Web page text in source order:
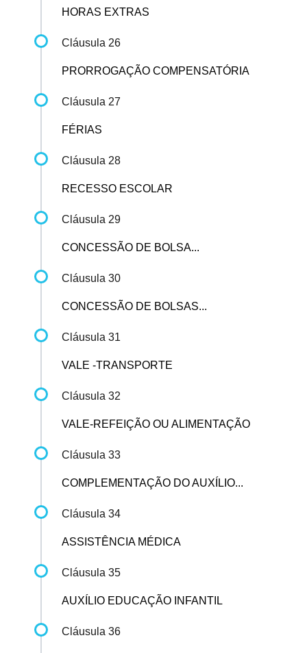
HORAS EXTRAS
Cláusula 26
PRORROGAÇÃO COMPENSATÓRIA
Cláusula 27
FÉRIAS
Cláusula 28
RECESSO ESCOLAR
Cláusula 29
CONCESSÃO DE BOLSA...
Cláusula 30
CONCESSÃO DE BOLSAS...
Cláusula 31
VALE -TRANSPORTE
Cláusula 32
VALE-REFEIÇÃO OU ALIMENTAÇÃO
Cláusula 33
COMPLEMENTAÇÃO DO AUXÍLIO...
Cláusula 34
ASSISTÊNCIA MÉDICA
Cláusula 35
AUXÍLIO EDUCAÇÃO INFANTIL
Cláusula 36